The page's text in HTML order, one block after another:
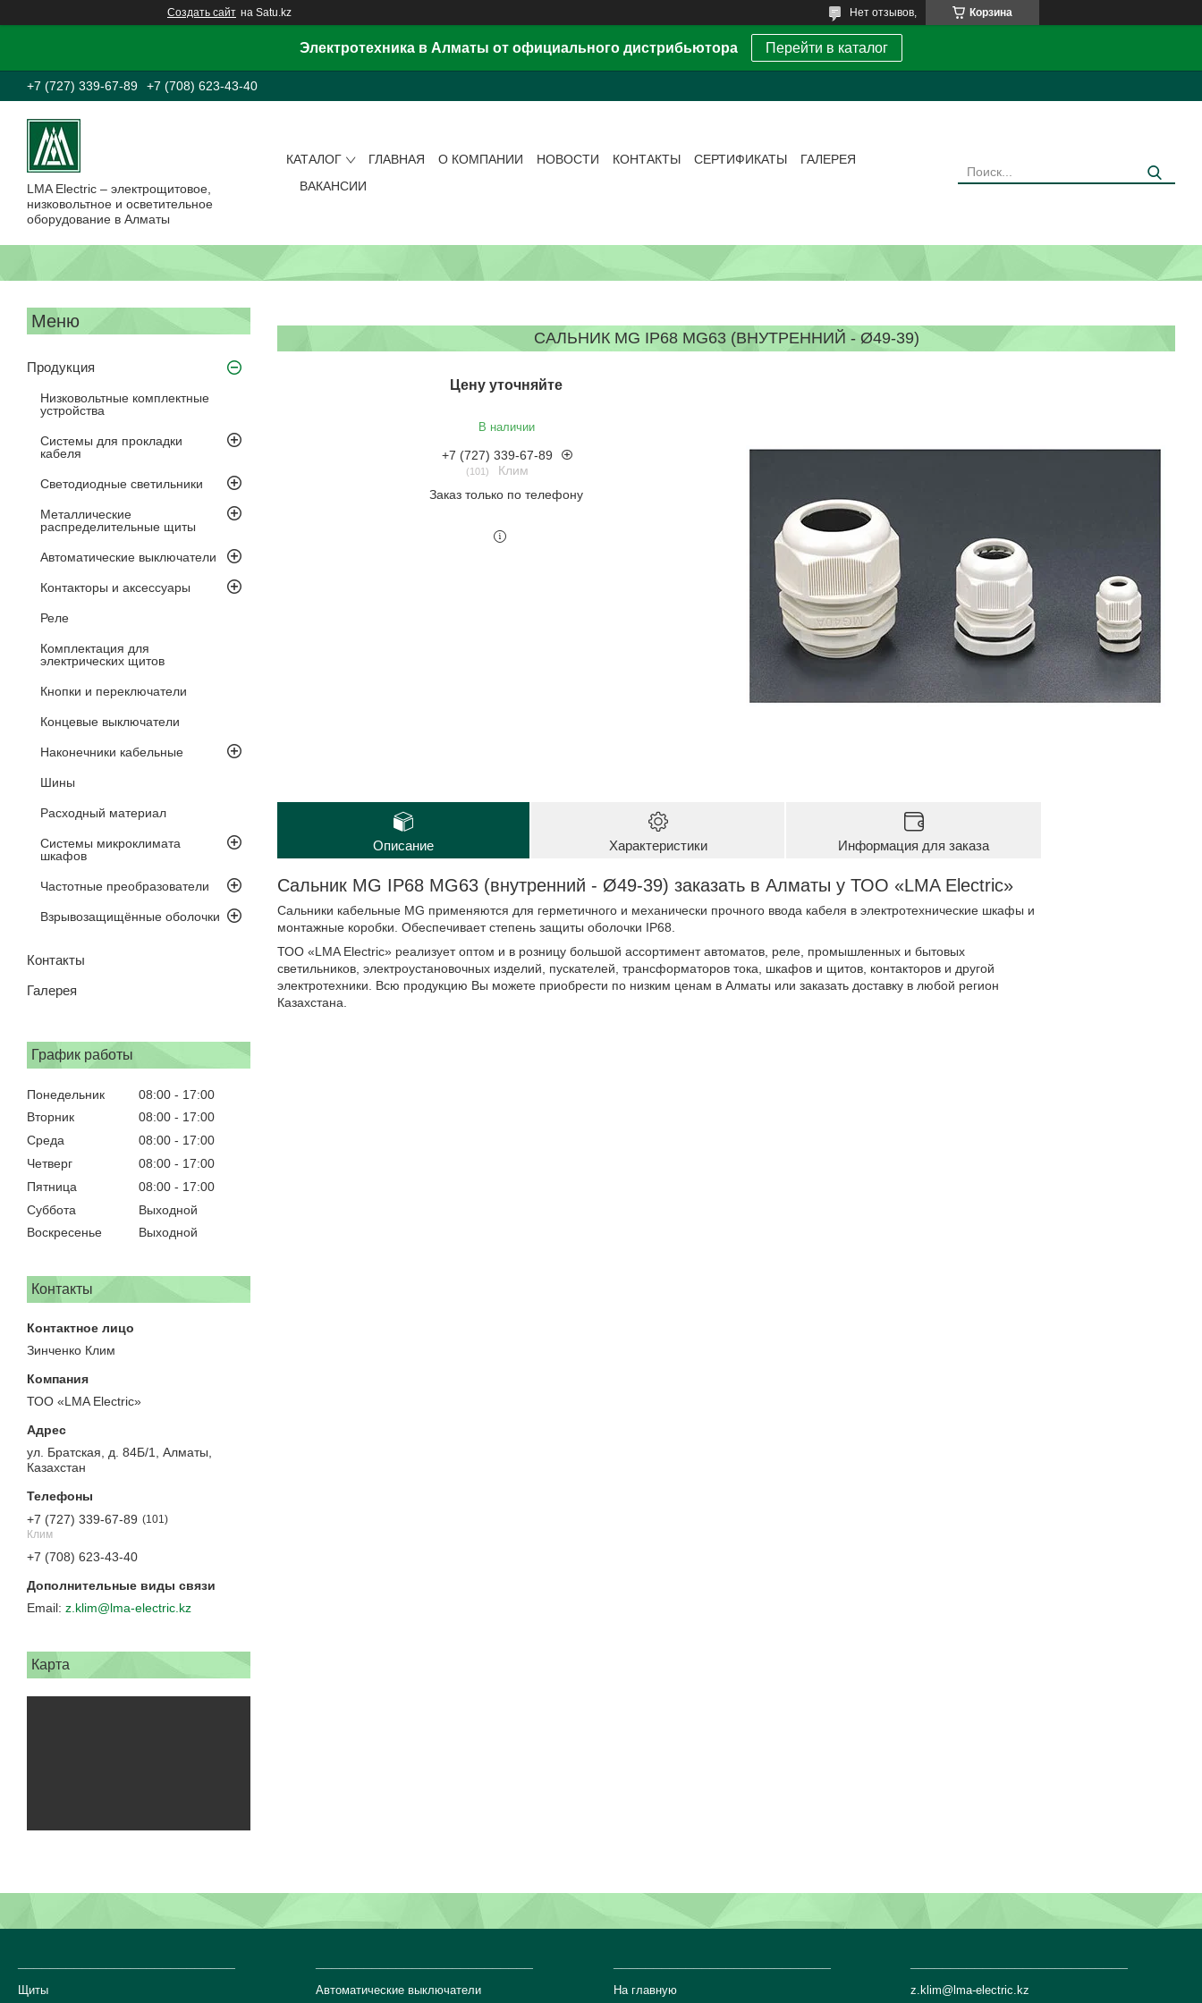
Создать сайт на Satu.kz Корзина
Нет отзывов,
Электротехника в Алматы от официального дистрибьютора Перейти в каталог
+7 (727) 339-67-89 +7 (708) 623-43-40
LMA Electric – электрощитовое,
низковольтное и осветительное
оборудование в Алматы
КАТАЛОГ ГЛАВНАЯ О КОМПАНИИ НОВОСТИ КОНТАКТЫ СЕРТИФИКАТЫ
ГАЛЕРЕЯ
ВАКАНСИИ
Продукция
Низковольтные комплектные
устройства
Системы для прокладки
кабеля
Светодиодные светильники
Металлические
распределительные щиты
Автоматические выключатели
Контакторы и аксессуары
Реле
Комплектация для
электрических щитов
Кнопки и переключатели
Концевые выключатели
Наконечники кабельные
Шины
Расходный материал
Системы микроклимата
шкафов
Частотные преобразователи
Взрывозащищённые оболочки
Контакты
Галерея
График работы
Понедельник 08:00
17:00
Вторник
08:00
17:00
Среда
08:00
17:00
Четверг
08:00
17:00
Пятница
08:00
17:00
Суббота
Выходной
Воскресенье
Выходной
Контакты
Зинченко Клим
ТОО «LMA Electric»
ул. Братская, д. 84Б/1, Алматы,
Казахстан
+7 (727) 339-67-89
101
Клим
+7 (708) 623-43-40
z.klim@lma-electric.kz
Карта
САЛЬНИК MG IP68 MG63 (ВНУТРЕННИЙ - Ø49-39)
Цену уточняйте
В наличии
+7 (727) 339-67-89
101
Клим
Заказ только по телефону
Описание Характеристики Информация для заказа
Сальник MG IP68 MG63 (внутренний - Ø49-39) заказать в Алматы у ТОО «LMA Electric»
Сальники кабельные MG применяются для герметичного и механически прочного ввода кабеля в электротехнические шкафы и
монтажные коробки. Обеспечивает степень защиты оболочки IP68.
ТОО «LMA Electric» реализует оптом и в розницу большой ассортимент автоматов, реле, промышленных и бытовых
светильников, электроустановочных изделий, пускателей, трансформаторов тока, шкафов и щитов, контакторов и другой
электротехники. Всю продукцию Вы можете приобрести по низким ценам в Алматы или заказать доставку в любой регион
Казахстана.
Щиты
Автоматические выключатели
На главную
z.klim@lma-electric.kz